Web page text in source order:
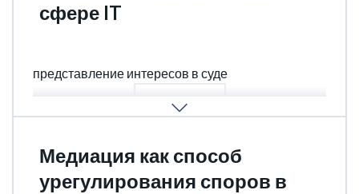
сфере IT
представление интересов в суде
ПОДРОБНЕЕ
Медиация как способ
урегулирования споров в